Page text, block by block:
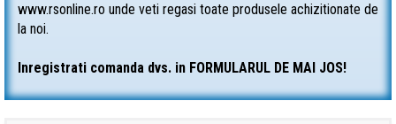
www.rsonline.ro unde veti regasi toate produsele achizitionate de
la noi.
Inregistrati comanda dvs. in FORMULARUL DE MAI JOS!